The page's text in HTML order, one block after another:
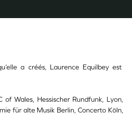
a créés, Laurence Equilbey est
Wales, Hessischer Rundfunk, Lyon,
für alte Musik Berlin, Concerto Köln,